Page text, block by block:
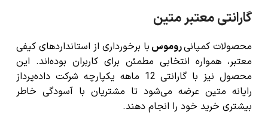
گارانتی معتبر متین
محصولات کمپانیروموس با برخورداری از استانداردهای کیفی
معتبر، همواره انتخابی مطمئن برای کاربران بوده‌اند. این
محصول نیز با گارانتی 12 ماهه یکپارچه شرکت داده‌پرداز
رایانه متین عرضه می‌شود تا مشتریان با آسودگی خاطر
بیشتری خرید خود را انجام دهند.